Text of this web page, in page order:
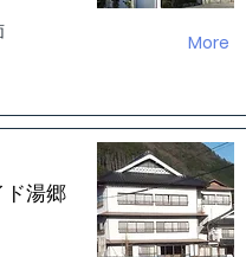
More
ド湯郷